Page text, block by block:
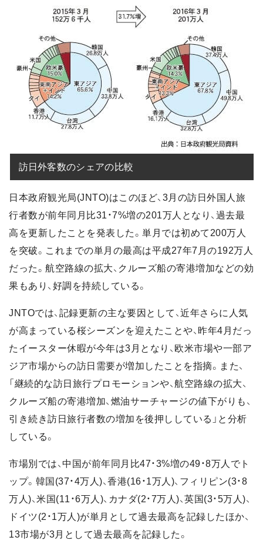
訪日外客数のシェアの比較
日本政府観光局(JNTO)はこのほど、3月の訪日外国人旅
行者数が前年同月比31・7%増の201万人となり、過去最
高を更新したことを発表した。単月では初めて200万人
を突破。これまでの単月の最高は平成27年7月の192万人
だった。航空路線の拡大、クルーズ船の寄港増加などの効
果もあり、好調を持続している。
JNTOでは、記録更新の主な要因として、近年さらに人気
が高まっている桜シーズンを迎えたことや、昨年4月だっ
たイースター休暇が今年は3月となり、欧米市場や一部ア
ジア市場からの訪日需要が増加したことを指摘。また、
「継続的な訪日旅行プロモーションや、航空路線の拡大、
クルーズ船の寄港増加、燃油サーチャージの値下がりも、
引き続き訪日旅行者数の増加を後押ししている」と分析
している。
市場別では、中国が前年同月比47・3%増の49・8万人でト
ップ。韓国(37・4万人)、香港(16・1万人)、フィリピン(3・8
万人)、米国(11・6万人)、カナダ(2・7万人)、英国(3・5万人)、
ドイツ(2・1万人)が単月として過去最高を記録したほか、
13市場が3月として過去最高を記録した。